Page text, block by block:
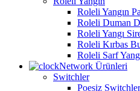
Roleli Yangın
Roleli Duman
Roleli Yangı
Roleli Kırbas
Roleli Sarf
Network Ürünleri
Switchler
Poesiz Switchler